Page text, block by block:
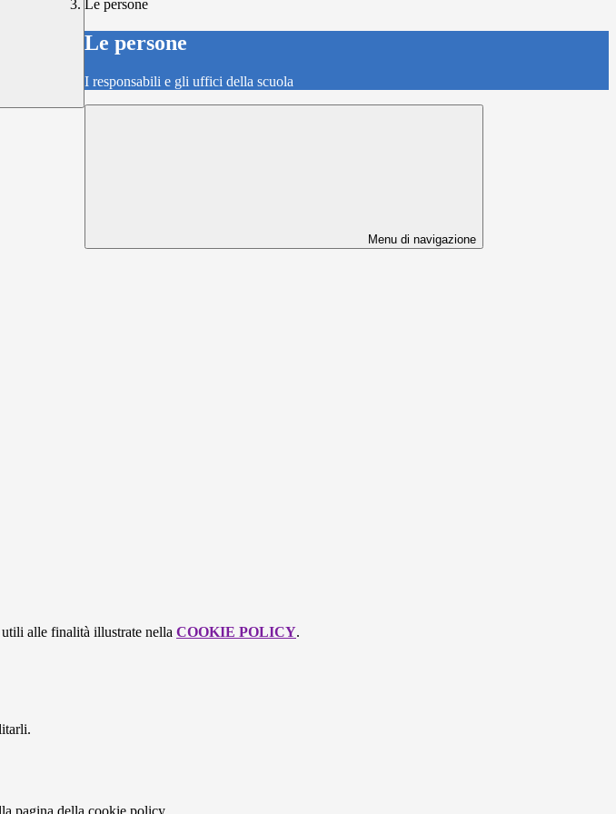
Le persone
Le persone
I responsabili e gli uffici della scuola
Menu di navigazione
alle finalità illustrate nella COOKIE POLICY.
pagina della cookie policy.